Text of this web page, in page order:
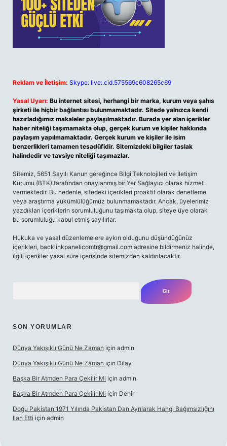
Reklam ve İletişim: Skype: live:.cid.575569c608265c69
Yasal Uyarı: Bu internet sitesi, herhangi bir marka, kurum veya şahıs
şirketi ile hiçbir bağlantısı bulunmamaktadır. Sitede yalnızca kendi
hazırladığımız makaleler paylaşılmaktadır. Burada yer alan içerikler
haber niteliği taşımamakta olup, gerçek kurum ve kişiler hakkında
paylaşım yapılmamaktadır. Gerçek kurum ve kişiler ile isim
benzerlikleri tamamen tesadüfidir. Sitemizdeki bilgiler taslak
halindedir ve tavsiye niteliği taşımazlar.
Sitemiz, 5651 Sayılı Kanun gereğince Bilgi Teknolojileri ve İletişim
Kurumu (BTK) tarafından onaylanmış bir Yer Sağlayıcı olarak hizmet
vermektedir. Bu nedenle, sitedeki içerikleri proaktif olarak denetleme
veya araştırma yükümlülüğümüz bulunmamaktadır. Ancak, üyelerimiz
yazdıkları içeriklerin sorumluluğunu taşımakta olup, siteye üye olarak
bu sorumluluğu kabul etmiş sayılırlar.
Hukuka ve yasal düzenlemelere aykırı olduğunu düşündüğünüz
içerikleri, backlinkpanelicomtr@gmail.com adresine bildirmeniz halinde,
ilgili içerikler yasal süre içerisinde sitemizden kaldırılacaktır.
SON YORUMLAR
Dünya Yakışıklı Günü Ne Zaman için admin
Dünya Yakışıklı Günü Ne Zaman için Dilay
Başka Bir Atmden Para Çekilir Mi için admin
Başka Bir Atmden Para Çekilir Mi için Denir
Doğu Pakistan 1971 Yılında Pakistan Dan Ayrılarak Hangi Bağımsızlığını
Ilan Etti için admin